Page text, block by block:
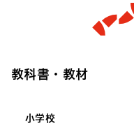
教科書・教材
小学校